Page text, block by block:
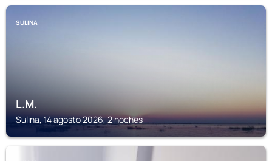
SULINA
L.M.
Sulina, 14 agosto 2026, 2 noches